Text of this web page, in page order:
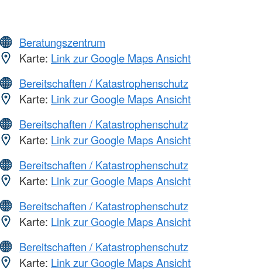
Beratungszentrum
Karte: Link zur Google Maps Ansicht
Bereitschaften / Katastrophenschutz
Karte: Link zur Google Maps Ansicht
Bereitschaften / Katastrophenschutz
Karte: Link zur Google Maps Ansicht
Bereitschaften / Katastrophenschutz
Karte: Link zur Google Maps Ansicht
Bereitschaften / Katastrophenschutz
Karte: Link zur Google Maps Ansicht
Bereitschaften / Katastrophenschutz
Karte: Link zur Google Maps Ansicht